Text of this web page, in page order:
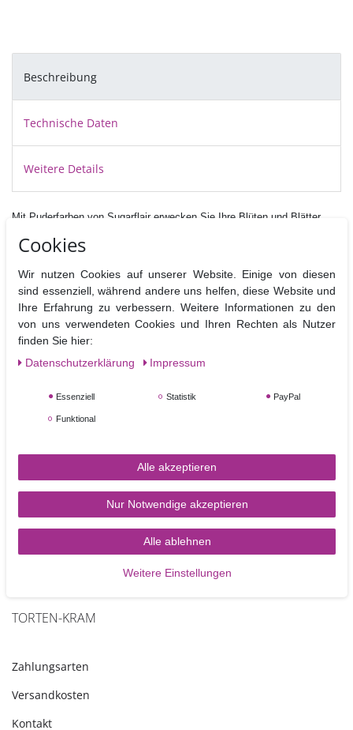
Beschreibung
Technische Daten
Weitere Details
Mit Puderfarben von Sugarflair erwecken Sie Ihre Blüten und Blätter
Blütenteile um diese hervorzuheben.
Diese Puderfarbe muss als Nicht essbar / Nicht giftig deklariert
können, verwendet werden.
weiterhin in roten Belegkirschen erlaubt ist, nicht jedoch in
Lebensmittelfarben.
TORTEN-KRAM
Zahlungsarten
Versandkosten
Kontakt
Cookies
Wir nutzen Cookies auf unserer Website. Einige von diesen
sind essenziell, während andere uns helfen, diese Website und
Ihre Erfahrung zu verbessern. Weitere Informationen zu den
von uns verwendeten Cookies und Ihren Rechten als Nutzer
finden Sie hier:
Daten­schutz­erklärung
Impressum
Essenziell Statistik PayPal
Funktional
Alle akzeptieren
Nur Notwendige akzeptieren
Alle ablehnen
Weitere Einstellungen